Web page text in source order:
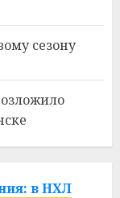
сезону
в НХЛ